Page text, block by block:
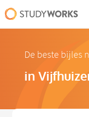
De beste bijles
in